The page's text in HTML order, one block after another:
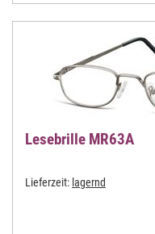
Lesebrille MR63A
Lieferzeit: lagernd